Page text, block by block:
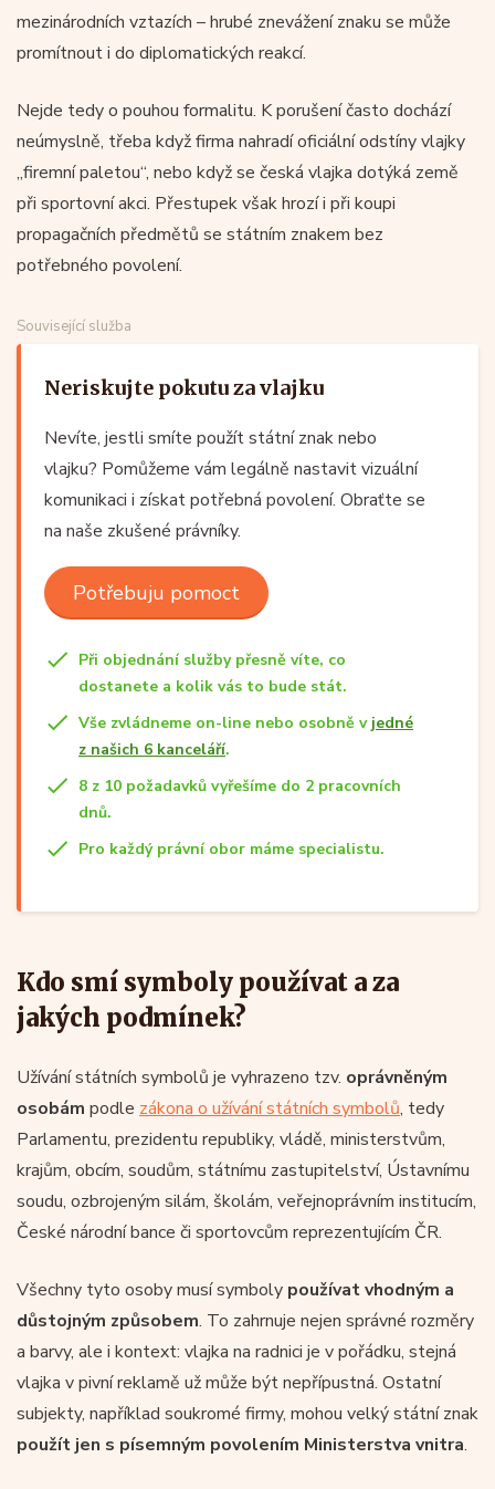
mezinárodních vztazích – hrubé znevážení znaku se může
promítnout i do diplomatických reakcí.
Nejde tedy o pouhou formalitu. K porušení často dochází
neúmyslně, třeba když firma nahradí oficiální odstíny vlajky
„firemní paletou“, nebo když se česká vlajka dotýká země
při sportovní akci. Přestupek však hrozí i při koupi
propagačních předmětů se státním znakem bez
potřebného povolení.
Související služba
Neriskujte pokutu za vlajku
Nevíte, jestli smíte použít státní znak nebo
vlajku? Pomůžeme vám legálně nastavit vizuální
komunikaci i získat potřebná povolení. Obraťte se
na naše zkušené právníky.
Potřebuju pomoct
Při objednání služby přesně víte, co
dostanete a kolik vás to bude stát.
Vše zvládneme on-line nebo osobně v jedné
z našich 6 kanceláří.
8 z 10 požadavků vyřešíme do 2 pracovních
dnů.
Pro každý právní obor máme specialistu.
Kdo smí symboly používat a za
jakých podmínek?
Užívání státních symbolů je vyhrazeno tzv. oprávněným
osobám podle zákona o užívání státních symbolů, tedy
Parlamentu, prezidentu republiky, vládě, ministerstvům,
krajům, obcím, soudům, státnímu zastupitelství, Ústavnímu
soudu, ozbrojeným silám, školám, veřejnoprávním institucím,
České národní bance či sportovcům reprezentujícím ČR.
Všechny tyto osoby musí symboly používatvhodným a
důstojným způsobem. To zahrnuje nejen správné rozměry
a barvy, ale i kontext: vlajka na radnici je v pořádku, stejná
vlajka v pivní reklamě už může být nepřípustná. Ostatní
subjekty, například soukromé firmy, mohou velký státní znak
použít jen s písemným povolením Ministerstva vnitra.